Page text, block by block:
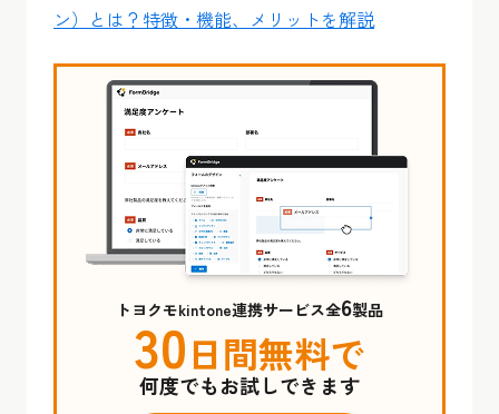
ン）とは？特徴・機能、メリットを解説
トヨクモkintone連携サービス全6製品
30日間無料で
何度でもお試しできます